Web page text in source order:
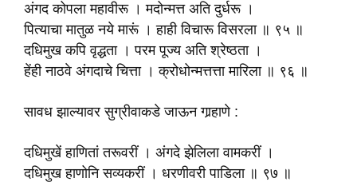
अंगद कोपला महावीरू । मदोन्मत्त अति दुर्धरू ।
पित्याचा मातुळ नये मारूं । हाही विचारू विसरला ॥ ९५ ॥
दधिमुख कपि वृद्धता । परम पूज्य अति श्रेष्ठता ।
हेंही नाठवे अंगदाचे चित्ता । क्रोधोन्मत्तत्ता मारिला ॥ ९६ ॥
सावध झाल्यावर सुग्रीवाकडे जाऊन गार्‍हाणे :
दधिमुखें हाणितां तरूवरीं । अंगदे झेलिला वामकरीं ।
दधिमुख हाणोनि सव्यकरीं । धरणीवरी पाडिला ॥ ९७ ॥